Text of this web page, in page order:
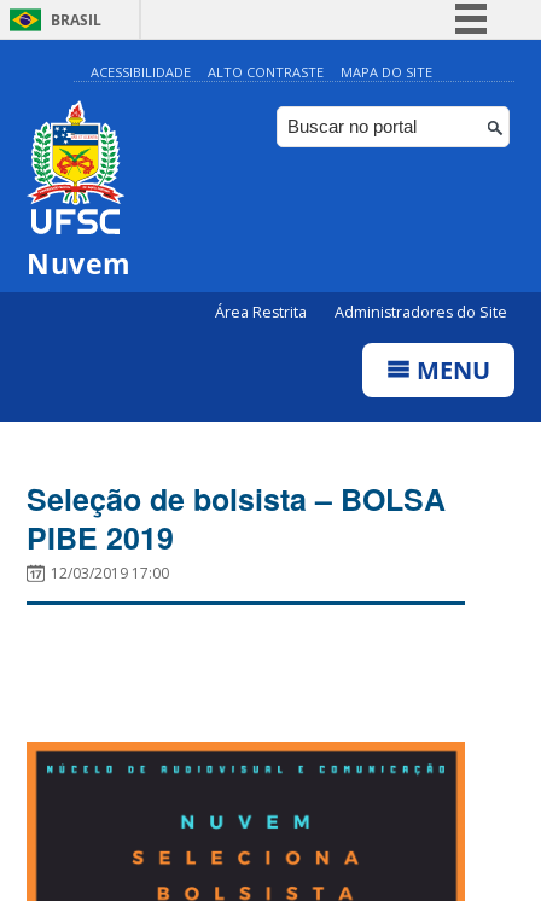
BRASIL
Simplifique!
Comunica BR
Participe
ACESSIBILIDADE ALTO CONTRASTE MAPA DO SITE
Nuvem
Área Restrita Administradores do Site
MENU
Seleção de bolsista – BOLSA
PIBE 2019
12/03/2019 17:00